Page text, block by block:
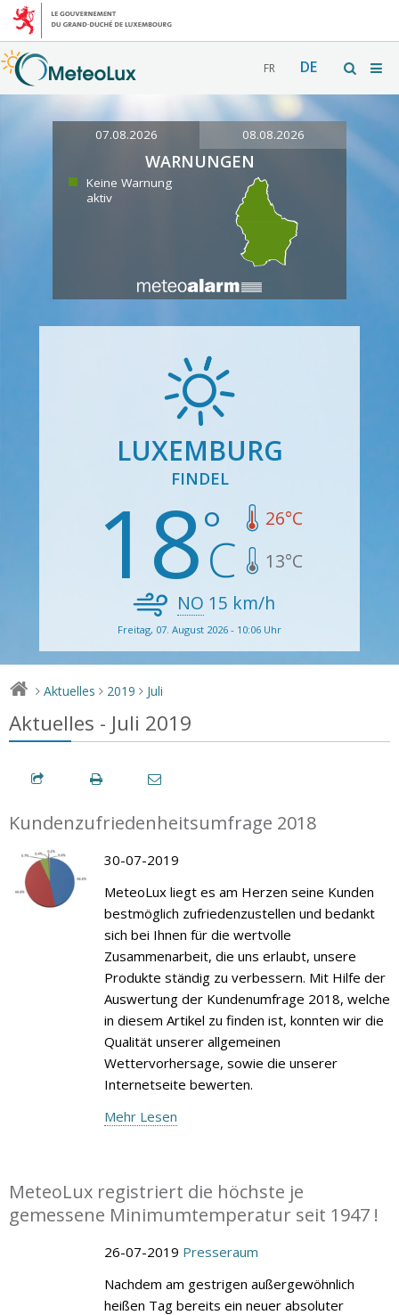
FR DE
07.08.2026 08.08.2026
WARNUNGEN
Keine Warnung
aktiv
LUXEMBURG
FINDEL
18 26°C
13°C
NO 15 km/h
Freitag, 07. August 2026 - 10:06 Uhr
> Aktuelles > 2019 > Juli
Aktuelles - Juli 2019
Kundenzufriedenheitsumfrage 2018
30-07-2019
MeteoLux liegt es am Herzen seine Kunden
bestmöglich zufriedenzustellen und bedankt
sich bei Ihnen für die wertvolle
Zusammenarbeit, die uns erlaubt, unsere
Produkte ständig zu verbessern. Mit Hilfe der
Auswertung der Kundenumfrage 2018, welche
in diesem Artikel zu finden ist, konnten wir die
Qualität unserer allgemeinen
Wettervorhersage, sowie die unserer
Internetseite bewerten.
Mehr Lesen
MeteoLux registriert die höchste je
gemessene Minimumtemperatur seit 1947 !
26-07-2019 Presseraum
Nachdem am gestrigen außergewöhnlich
heißen Tag bereits ein neuer absoluter